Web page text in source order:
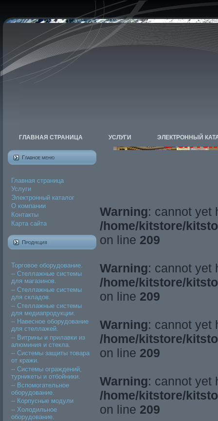
ГЛАВНАЯ СТРАНИЦА УСЛУГИ ЭЛЕКТРОННЫЙ
Главное меню
Главная страница
Услуги
Электронный каталог
О компании
Контакты
Карта сайта
Продукция
Торговое оборудование.
-- Стеллажные системы
для магазинов.
-- Стеллажные системы
для складов.
-- Стеллажные системы
для медиапродукции.
-- Навесное оборудование
для стеллажей.
-- Витрины и прилавки из
алюминия и стекла.
-- Системы защиты товара
от кражи.
-- Системы ограждений,
турникеты и отбойники.
-- Вспомогательное
оборудование.
-- Корпусные модули
-- Холодильное
оборудование.
Warning: cannot yet
/home/kitstore/
on line 209
Warning: cannot yet
/home/kitstore/
on line 209
Warning: cannot yet
/home/kitstore/
on line 209
Warning: cannot yet
/home/kitstore/
on line 209